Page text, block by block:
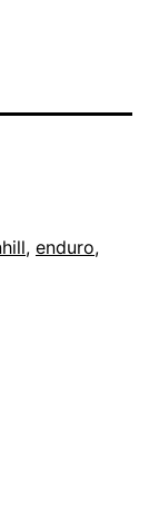
, enduro,